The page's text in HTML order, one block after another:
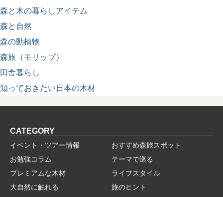
森と木の暮らしアイテム
森と自然
森の動植物
森旅（モリップ）
田舎暮らし
知っておきたい日本の木材
CATEGORY
イベント・ツアー情報
おすすめ森旅スポット
お勉強コラム
テーマで巡る
プレミアムな木材
ライフスタイル
大自然に触れる
旅のヒント